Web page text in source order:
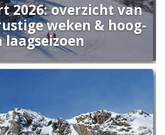
2026: overzicht van
weken & hoog-
laagseizoen